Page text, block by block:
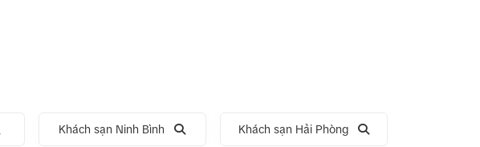
Khách sạn Ninh Bình Khách sạn Hải Phòng